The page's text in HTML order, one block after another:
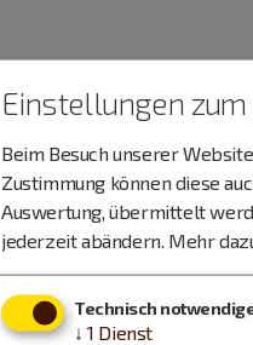
Einstellungen
Beim Besuch unserer
Zustimmung können diese
Auswertung, übermittelt
jederzeit abändern. Mehr
Technisch
↓ 1 Dienst